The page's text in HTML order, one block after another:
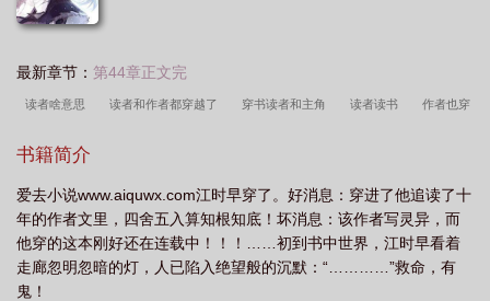
最新章节： 第44章正文完
读者啥意思 读者和作者都穿越了 穿书读者和主角 读者读书 作者也穿
扮演系统[穿书
文里怎么破 读者讲的是什么东西 作者和读者穿书
书籍简介
爱去小说www.aiquwx.com江时早穿了。好消息：穿进了他追读了十
年的作者文里，四舍五入算知根知底！坏消息：该作者写灵异，而
他穿的这本刚好还在连载中！！！……初到书中世界，江时早看着
走廊忽明忽暗的灯，人已陷入绝望般的沉默：“…………”救命，有
鬼！